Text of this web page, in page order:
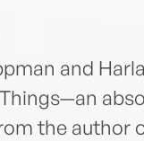
and
the author